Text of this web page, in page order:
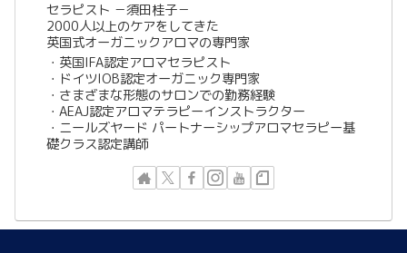
セラピスト －須田桂子－
2000人以上のケアをしてきた
英国式オーガニックアロマの専門家
​​・英国IFA認定アロマセラピスト
・ドイツIOB認定オーガニック専門家
・さまざまな形態のサロンでの勤務経験
・AEAJ認定アロマテラピーインストラクター
・ニールズヤード パートナーシップアロマセラピー基
礎クラス認定講師